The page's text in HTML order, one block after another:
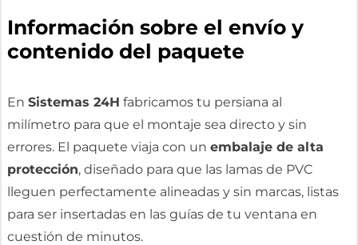
Información sobre el envío y
contenido del paquete
EnSistemas 24H fabricamos tu persiana al
milímetro para que el montaje sea directo y sin
errores. El paquete viaja con unembalaje de alta
protección, diseñado para que las lamas de PVC
lleguen perfectamente alineadas y sin marcas, listas
para ser insertadas en las guías de tu ventana en
cuestión de minutos.